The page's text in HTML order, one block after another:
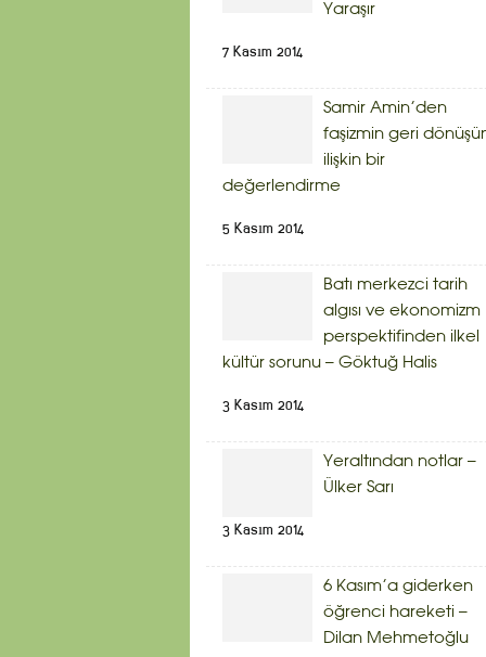
Yaraşır
7 Kasım 2014
Samir Amin’den
faşizmin geri
ilişkin bir
değerlendirme
5 Kasım 2014
Batı merkezci tarih
algısı ve ekonomizm
perspektifinden ilkel
kültür sorunu – Göktuğ Halis
3 Kasım 2014
Yeraltından notlar –
Ülker Sarı
3 Kasım 2014
6 Kasım’a giderken
öğrenci hareketi –
Dilan Mehmetoğlu